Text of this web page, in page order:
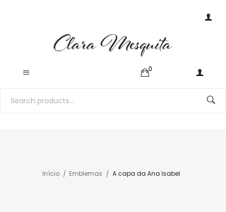
0
Início Emblemas A capa da Ana Isabel